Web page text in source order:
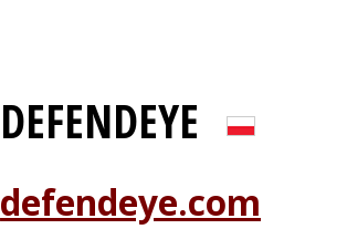
DEFENDEYE
defendeye.com